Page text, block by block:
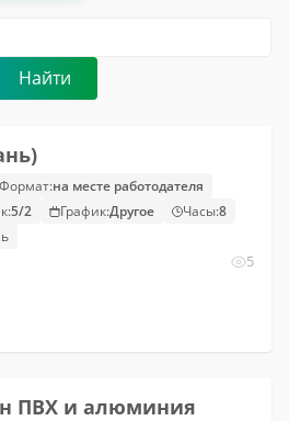
Найти
Формат:на месте работодателя
5/2 График:Другое Часы:8
5
ПВХ и алюминия